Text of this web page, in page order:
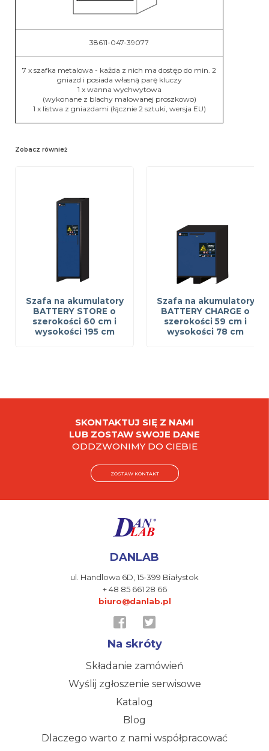
38611-047-39077
7 x szafka metalowa - każda z nich ma dostęp do min. 2
gniazd i posiada własną parę kluczy
1 x wanna wychwytowa
(wykonane z blachy malowanej proszkowo)
1 x listwa z gniazdami (łącznie 2 sztuki, wersja EU)
Zobacz również
Szafa na akumulatory
BATTERY STORE o
szerokości 60 cm i
wysokości 195 cm
Szafa na akumulatory
BATTERY CHARGE o
szerokości 59 cm i
wysokości 78 cm
SKONTAKTUJ SIĘ Z NAMI
LUB ZOSTAW SWOJE DANE
ODDZWONIMY DO CIEBIE
ZOSTAW KONTAKT
DANLAB
ul. Handlowa 6D,15-399 Białystok
+ 48 85 661 28 66
biuro@danlab.pl
Na skróty
Składanie zamówień
Wyślij zgłoszenie serwisowe
Katalog
Blog
Dlaczego warto z nami współpracować